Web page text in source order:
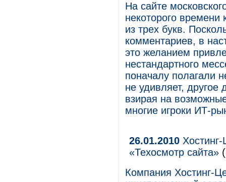
На сайте
некоторого времени
из трех букв.
комментариев, в
это желанием
нестандартного
поначалу полагали
не удивляет,
взирая на
многие игроки ИТ-
26.01.2010
«Техосмотр сайта»
Компания Хостинг-